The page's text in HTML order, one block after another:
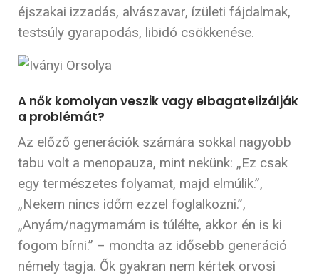
éjszakai izzadás, alvászavar, ízületi fájdalmak,
testsúly gyarapodás, libidó csökkenése.
A nők komolyan veszik vagy elbagatelizálják
a problémát?
Az előző generációk számára sokkal nagyobb
tabu volt a menopauza, mint nekünk: „Ez csak
egy természetes folyamat, majd elmúlik.”,
„Nekem nincs időm ezzel foglalkozni.”,
„Anyám/nagymamám is túlélte, akkor én is ki
fogom bírni.” – mondta az idősebb generáció
némely tagja. Ők gyakran nem kértek orvosi